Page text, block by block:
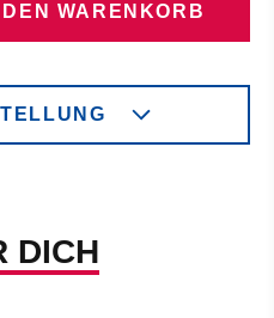
DEN WARENKORB
DICH